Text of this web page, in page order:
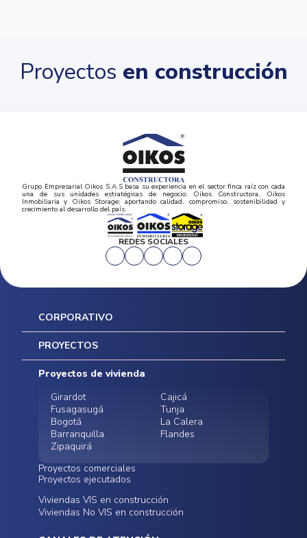
Proyectos en construcción
Grupo Empresarial Oikos S.A.S basa su experiencia en el sector finca raíz con cada
una de sus unidades estratégicas de negocio: Oikos Constructora, Oikos
Inmobiliaria y Oikos Storage; aportando calidad, compromiso, sostenibilidad y
crecimiento al desarrollo del país.
REDES SOCIALES
CORPORATIVO
Inicio
Mapa del sitio
Postventas
Contratación Directa
Noticias
PROYECTOS
Proyectos de vivienda
Girardot
Cajicá
Fusagasugá
Tunja
Bogotá
La Calera
Barranquilla
Flandes
Zipaquirá
Proyectos comerciales
Funza
Infinitum Zentral
Bodegas - ALMAX
Centro Comercial
Proyectos ejecutados
Conoce nuestros
proyectos ejecutados
Viviendas VIS en construcción
Viviendas No VIS en construcción